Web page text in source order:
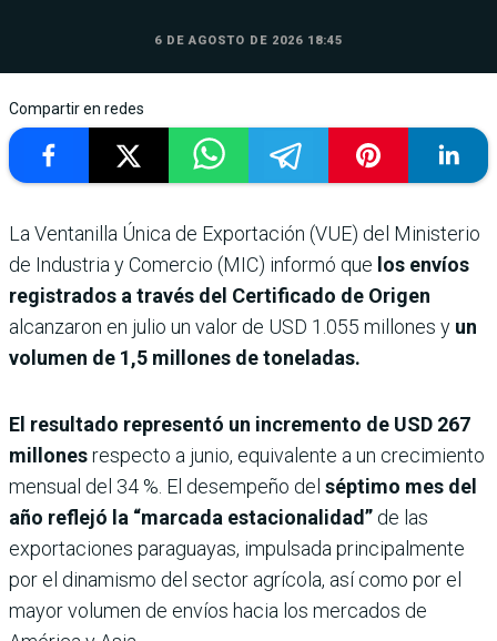
6 DE AGOSTO DE 2026 18:45
Compartir en redes
La Ventanilla Única de Exportación (VUE) del Ministerio
de Industria y Comercio (MIC) informó que los envíos
registrados a través del Certificado de Origen
alcanzaron en julio un valor de USD 1.055 millones y un
volumen de 1,5 millones de toneladas.
El resultado representó un incremento de USD 267
millonesrespecto a junio, equivalente a un crecimiento
mensual del 34 %. El desempeño del séptimo mes del
año reflejó la “marcada estacionalidad” de las
exportaciones paraguayas, impulsada principalmente
por el dinamismo del sector agrícola, así como por el
mayor volumen de envíos hacia los mercados de